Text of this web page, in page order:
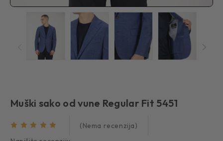
Muški sako od vune Regular Fit 5451
(Nema recenzija)